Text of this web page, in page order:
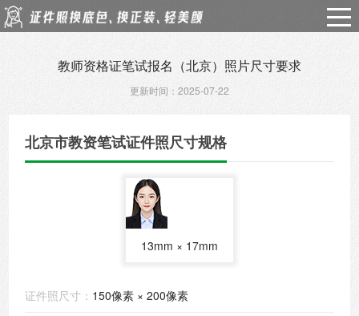
教师资格证笔试报名（北京）照片尺寸要求
更新时间：2025-07-22
北京市教资笔试证件照尺寸规格
13mm × 17mm
证件照尺寸： 150像素 × 200像素